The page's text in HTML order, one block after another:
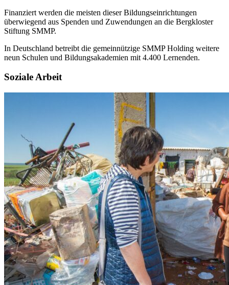
Finanziert werden die meisten dieser Bildungseinrichtungen
überwiegend aus Spenden und Zuwendungen an die Bergkloster
Stiftung SMMP.
In Deutschland betreibt die gemeinnützige SMMP Holding weitere
neun Schulen und Bildungsakademien mit 4.400 Lernenden.
Soziale Arbeit